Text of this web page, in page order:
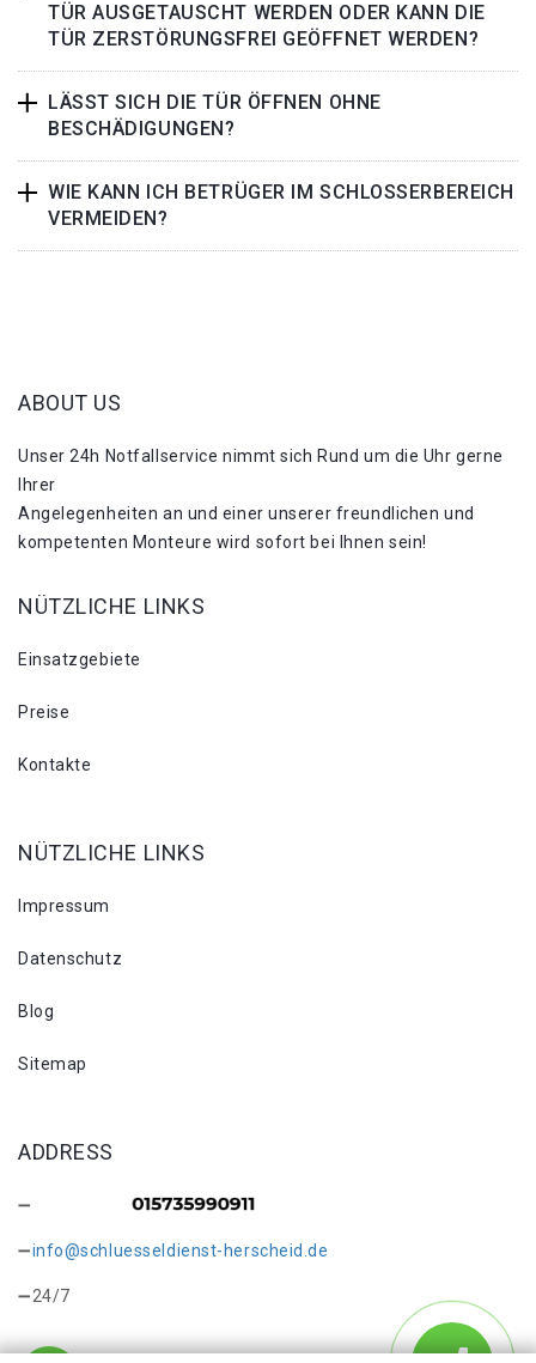
TÜR AUSGETAUSCHT WERDEN ODER KANN DIE
TÜR ZERSTÖRUNGSFREI GEÖFFNET WERDEN?
LÄSST SICH DIE TÜR ÖFFNEN OHNE
BESCHÄDIGUNGEN?
WIE KANN ICH BETRÜGER IM SCHLOSSERBEREICH
VERMEIDEN?
ABOUT US
Unser 24h Notfallservice nimmt sich Rund um die Uhr gerne
Ihrer
Angelegenheiten an und einer unserer freundlichen und
kompetenten Monteure wird sofort bei Ihnen sein!
NÜTZLICHE LINKS
Einsatzgebiete
Preise
Kontakte
NÜTZLICHE LINKS
Impressum
Datenschutz
Blog
Sitemap
ADDRESS
info@schluesseldienst-herscheid.de
24/7